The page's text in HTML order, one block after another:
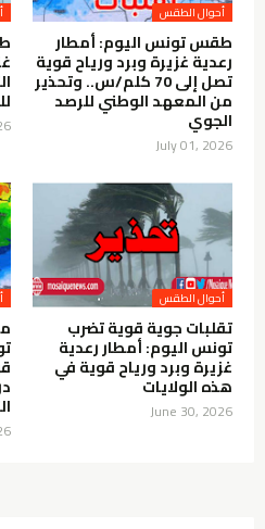
أحوال الطقس
طقس تونس اليوم: أمطار
رعدية غزيرة وبرد ورياح قوية
تصل إلى 70 كلم/س.. وتحذير
من المعهد الوطني للرصد
الجوي
July 01, 2026
أحوال الطقس
تقلبات جوية قوية تضرب
تونس اليوم: أمطار رعدية
غزيرة وبرد ورياح قوية في
هذه الولايات
June 30, 2026